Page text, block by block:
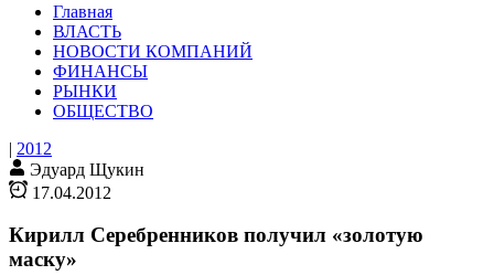
Главная
ВЛАСТЬ
НОВОСТИ КОМПАНИЙ
ФИНАНСЫ
РЫНКИ
ОБЩЕСТВО
| 2012
Эдуард Щукин
17.04.2012
Кирилл Серебренников получил «золотую
маску»